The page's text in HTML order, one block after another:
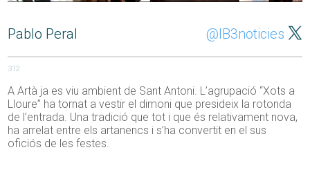
Pablo Peral @IB3noticies
312
A Artà ja es viu ambient de Sant Antoni. L’agrupació “Xots a
Lloure” ha tornat a vestir el dimoni que presideix la rotonda
de l’entrada. Una tradició que tot i que és relativament nova,
ha arrelat entre els artanencs i s’ha convertit en el sus
oficiós de les festes.